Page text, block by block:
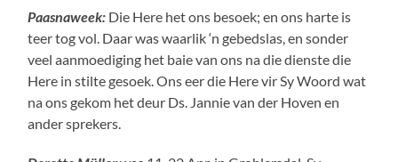
Paasnaweek: Die Here het ons besoek; en ons harte is
teer tog vol. Daar was waarlik ‘n gebedslas, en sonder
veel aanmoediging het baie van ons na die dienste die
Here in stilte gesoek. Ons eer die Here vir Sy Woord wat
na ons gekom het deur Ds. Jannie van der Hoven en
ander sprekers.